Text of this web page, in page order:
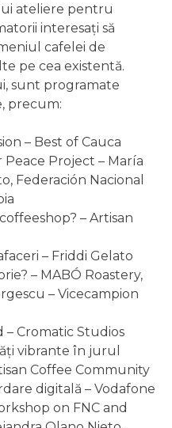
ateliere pentru
interesați să
cafelei de
pe cea existentă.
sunt programate
precum:
– Best of Cauca
Project – María
Federación Nacional
– Artisan
– Friddi Gelato
– MABÓ Roastery,
– Vicecampion
Cromatic Studios
vibrante în jurul
Coffee Community
digitală – Vodafone
on FNC and